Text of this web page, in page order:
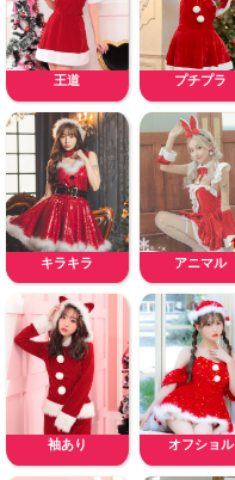
王道 プチプラ
キラキラ アニマル
袖あり オフショル